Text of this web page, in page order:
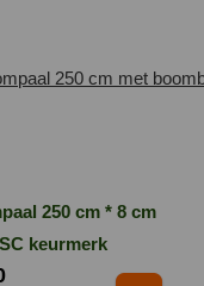
250 cm * 8 cm
keurmerk